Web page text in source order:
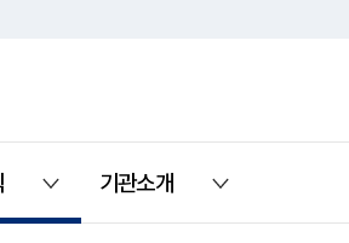
기
기관소개
열기